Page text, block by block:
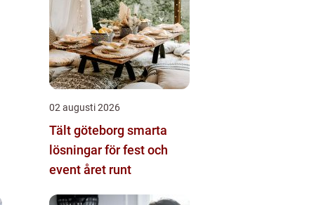
02 augusti 2026
Tält göteborg smarta
lösningar för fest och
event året runt